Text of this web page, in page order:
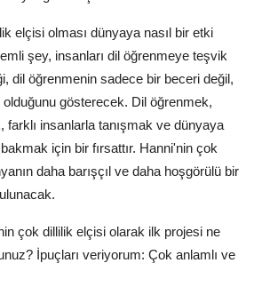
elçisi olması dünyaya nasıl bir etki
şey, insanları dil öğrenmeye teşvik
dil öğrenmenin sadece bir beceri değil,
olduğunu gösterecek. Dil öğrenmek,
farklı insanlarla tanışmak ve dünyaya
bakmak için bir fırsattır. Hanni'nin çok
daha barışçıl ve daha hoşgörülü bir
çok dillilik elçisi olarak ilk projesi ne
İpuçları veriyorum: Çok anlamlı ve